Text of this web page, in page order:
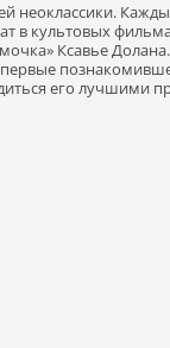
неоклассики.
в культовых
Ксавье
его лучшими